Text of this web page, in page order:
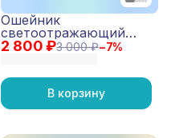
2 800 ₽3 000 ₽−7%
Ошейник
светоотражающий
Reflective Желтый
В корзину